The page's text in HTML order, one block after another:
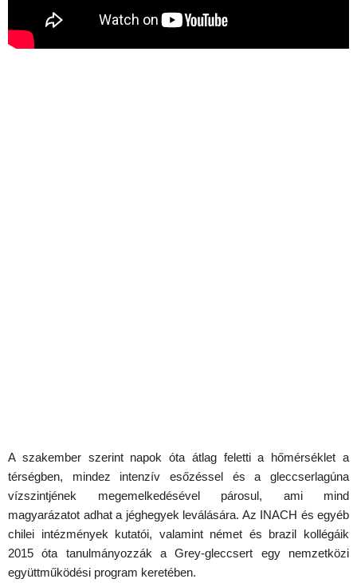
A szakember szerint napok óta átlag feletti a hőmérséklet a
térségben, mindez intenzív esőzéssel és a gleccserlagúna
vízszintjének megemelkedésével párosul, ami mind
magyarázatot adhat a jéghegyek leválására. Az INACH és egyéb
chilei intézmények kutatói, valamint német és brazil kollégáik
2015 óta tanulmányozzák a Grey-gleccsert egy nemzetközi
együttműködési program keretében.